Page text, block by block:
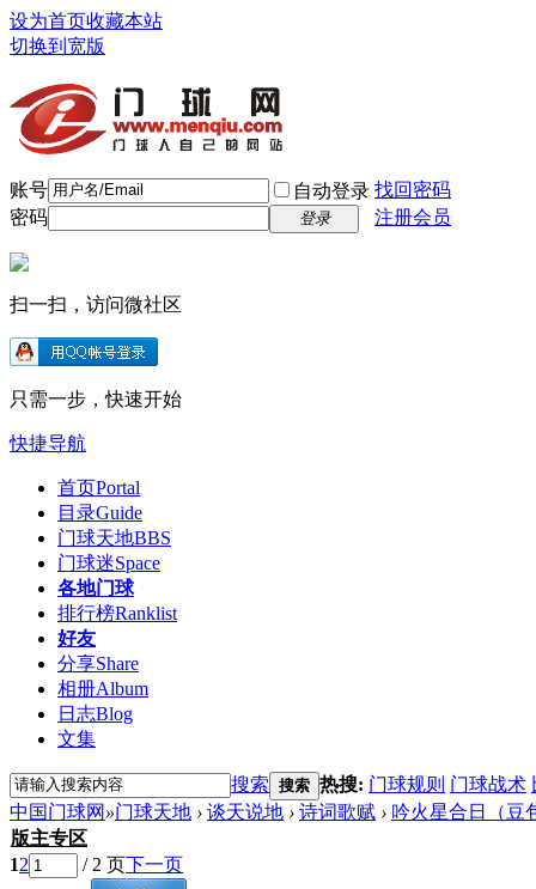
设为首页收藏本站
切换到宽版
账号 自动登录 找回密码
密码
登录 注册会员
扫一扫，访问微社区
只需一步，快速开始
快捷导航
首页Portal
目录Guide
门球天地BBS
门球迷Space
各地门球
排行榜Ranklist
好友
分享Share
相册Album
日志Blog
文集
搜索 搜索 热搜: 门球规则 门球战术
中国门球网 »门球天地 › 谈天说地 › 诗词歌赋 › 吟火星合日（豆
版主专区
12 / 2 页下一页